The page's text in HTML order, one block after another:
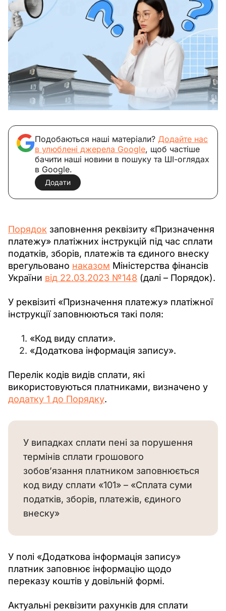
Подобаються наші матеріали? Додайте нас
в улюблені джерела Google, щоб частіше
бачити наші новини в пошуку та ШІ-оглядах
в Google.
Додати
Порядок заповнення реквізиту «Призначення
платежу» платіжних інструкцій під час сплати
податків, зборів, платежів та єдиного внеску
врегульовано наказом Міністерства фінансів
України від 22.03.2023 №148 (далі – Порядок).
У реквізиті «Призначення платежу» платіжної
інструкції заповнюються такі поля:
«Код виду сплати».
«Додаткова інформація запису».
Перелік кодів видів сплати, які
використовуються платниками, визначено у
додатку 1 до Порядку.
У випадках сплати пені за порушення
термінів сплати грошового
зобов’язання платником заповнюється
код виду сплати «101» – «Сплата суми
податків, зборів, платежів, єдиного
внеску»
У полі «Додаткова інформація запису»
платник заповнює інформацію щодо
переказу коштів у довільній формі.
Актуальні реквізити рахунків для сплати